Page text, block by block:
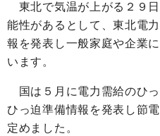
東北で気温が上がる２９
能性があるとして、東北電
報を発表し一般家庭や企業
います。
国は５月に電力需給のひ
ひっ迫準備情報を発表し節
定めました。